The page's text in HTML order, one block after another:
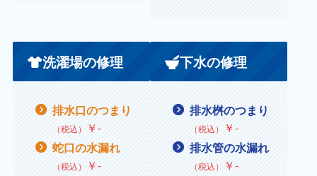
洗濯場の修理
排水口のつまり
（税込） ￥‐
蛇口の水漏れ
（税込） ￥‐
下水の修理
排水桝のつまり
（税込） ￥‐
排水管の水漏れ
（税込） ￥‐